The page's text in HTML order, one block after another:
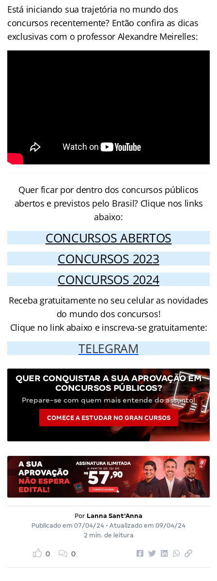
Está iniciando sua trajetória no mundo dos
concursos recentemente? Então confira as dicas
exclusivas com o professor Alexandre Meirelles:
Quer ficar por dentro dos concursos públicos
abertos e previstos pelo Brasil? Clique nos links
abaixo:
CONCURSOS ABERTOS
CONCURSOS 2023
CONCURSOS 2024
Receba gratuitamente no seu celular as novidades
do mundo dos concursos!
Clique no link abaixo e inscreva-se gratuitamente:
TELEGRAM
QUER CONQUISTAR A SUA APROVAÇÃO EM
CONCURSOS PÚBLICOS?
Prepare-se com quem mais entende do assunto!
COMECE A ESTUDAR NO GRAN CURSOS
Por Lanna Sant'Anna
Publicado em 07/04/24 • Atualizado em 09/04/24
2 min. de leitura
0 0